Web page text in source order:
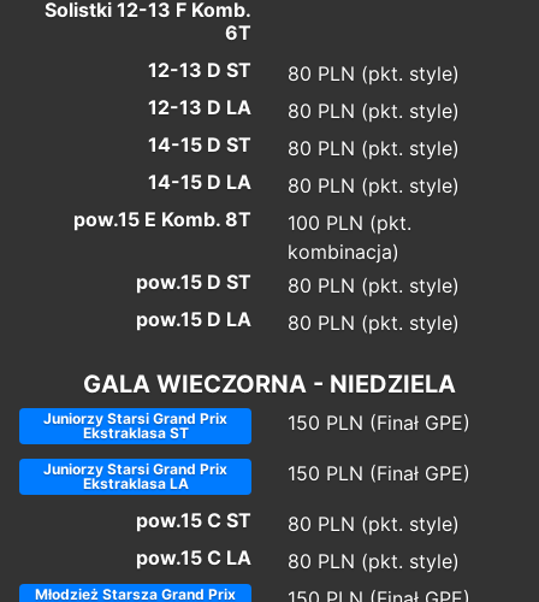
Solistki 12-13 F Komb.
6T
12-13 D ST
80 PLN (pkt. style)
12-13 D LA
80 PLN (pkt. style)
14-15 D ST
80 PLN (pkt. style)
14-15 D LA
80 PLN (pkt. style)
pow.15 E Komb. 8T
100 PLN (pkt.
kombinacja)
pow.15 D ST
80 PLN (pkt. style)
pow.15 D LA
80 PLN (pkt. style)
GALA WIECZORNA - NIEDZIELA
Juniorzy Starsi Grand Prix
Ekstraklasa ST
150 PLN (Finał GPE)
Juniorzy Starsi Grand Prix
Ekstraklasa LA
150 PLN (Finał GPE)
pow.15 C ST
80 PLN (pkt. style)
pow.15 C LA
80 PLN (pkt. style)
Młodzież Starsza Grand Prix